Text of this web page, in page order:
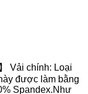
Vải chính: Loại
được làm bằng
Spandex.Như